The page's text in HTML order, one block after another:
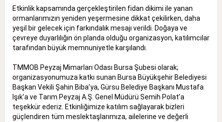
Etkinlik kapsamında gerçekleştirilen fidan dikimi ile yanan
ormanlarımızın yeniden yeşermesine dikkat çekilirken, daha
yeşil bir gelecek için farkındalık mesajı verildi. Doğaya ve
çevreye duyarlılığın ön planda olduğu organizasyon, katılımcılar
tarafından büyük memnuniyetle karşılandı.
TMMOB Peyzaj Mimarları Odası Bursa Şubesi olarak;
organizasyonumuza katkı sunan Bursa Büyükşehir Belediyesi
Başkan Vekili Şahin Biba’ya, Gürsu Belediye Başkanı Mustafa
Işık’a ve Tarım Peyzaj A.Ş. Genel Müdürü Semih Polat’a
teşekkür ederiz. Etkinliğimize katılım sağlayarak bizleri
güçlendiren tüm meslektaşlarımıza, ailelerine ve değerli